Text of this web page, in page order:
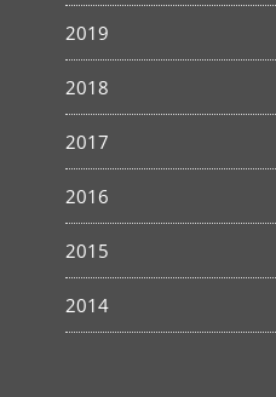
2019
2018
2017
2016
2015
2014